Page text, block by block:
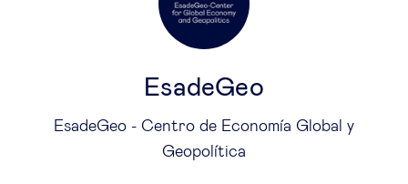
EsadeGeo
EsadeGeo - Centro de Economía Global y
Geopolítica